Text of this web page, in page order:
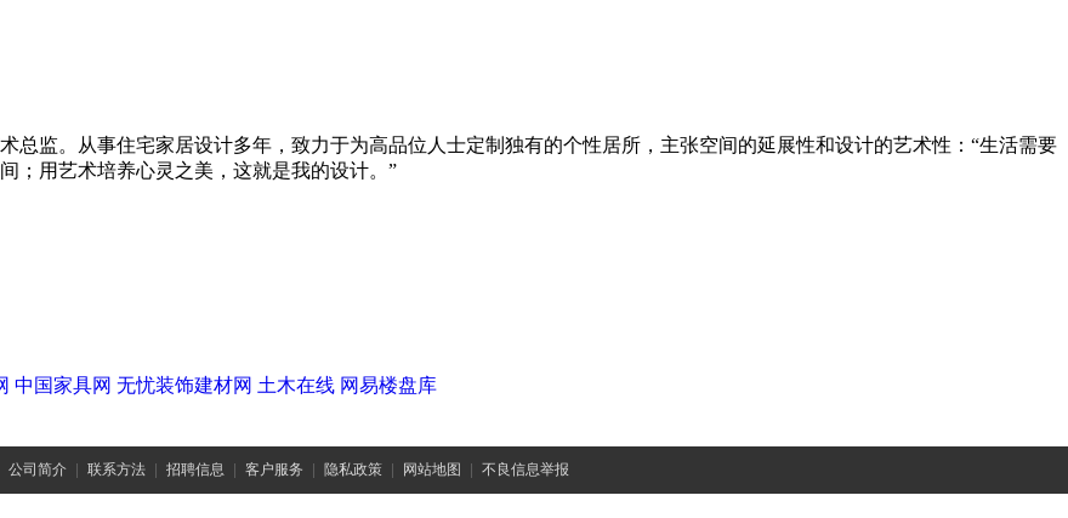
总监。从事住宅家居设计多年，致力于为高品位人士定制独有的个性居所，主张空间的延展性和设计的艺术性：“生活需要
；用艺术培养心灵之美，这就是我的设计。”
中国家具网 无忧装饰建材网 土木在线 网易楼盘库
公司简介 联系方法 招聘信息 客户服务 隐私政策 网站地图 不良信息举报